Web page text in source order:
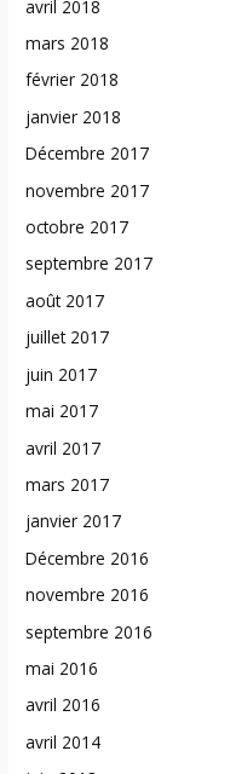
avril 2018
mars 2018
février 2018
janvier 2018
Décembre 2017
novembre 2017
octobre 2017
septembre 2017
août 2017
juillet 2017
juin 2017
mai 2017
avril 2017
mars 2017
janvier 2017
Décembre 2016
novembre 2016
septembre 2016
mai 2016
avril 2016
avril 2014